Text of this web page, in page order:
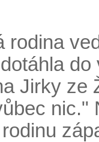
rodina
Jirky ze